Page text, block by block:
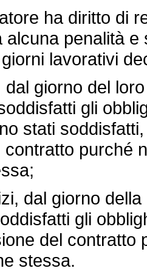
ha diritto di
alcuna penalità
lavorativi
giorno del
gli
stati
purché
dal giorno della
gli
del contratto
stessa.